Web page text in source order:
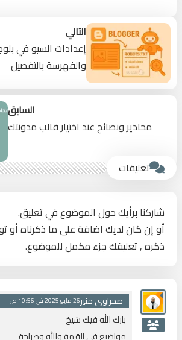
التالي
إعدادات السيو في
والفهرسة بالتفصيل
السابق
محاذير ونصائح عند اختيار قالب مدونتك
تعليقات
شاركنا برأيك حول الموضوع في تعليق.
أو إن كان لديك اضافة على ما ذكرناه أو
ذكره , تعليقك جزء مكمل للموضوع.
صحراوي منير26 مايو 2025 في 10:56 ص
بارك الله فيك شيخ
مواضيع في القمة والله وصراحة